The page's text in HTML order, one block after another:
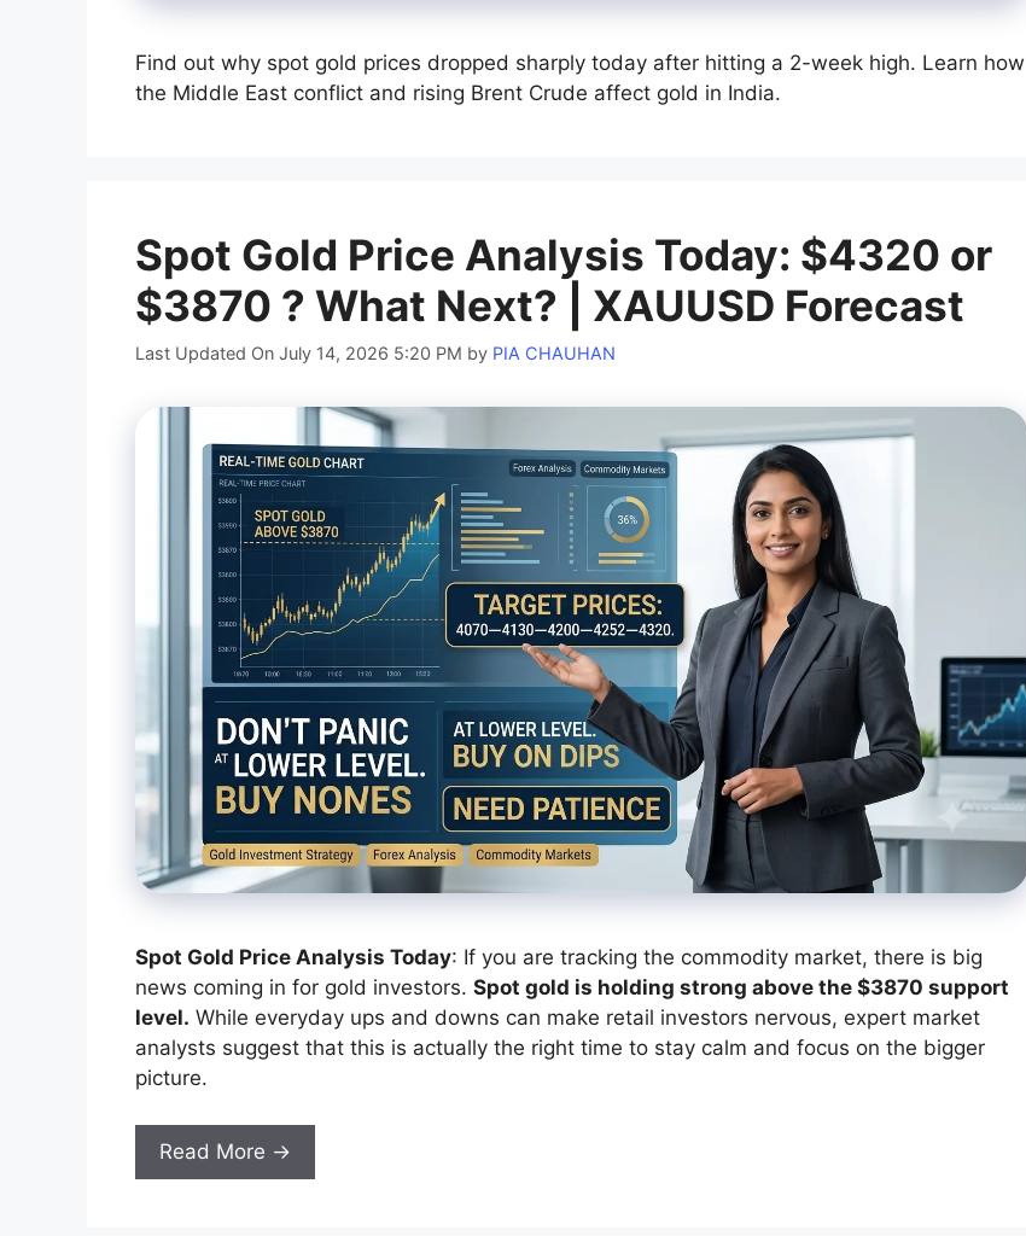
Find out why spot gold prices dropped sharply today after hitting a 2-week high. Learn how
the Middle East conflict and rising Brent Crude affect gold in India.
Spot Gold Price Analysis Today: $4320 or
$3870 ? What Next? | XAUUSD Forecast
Last Updated On July 14, 2026 5:20 PM by PIA CHAUHAN
Spot Gold Price Analysis Today: If you are tracking the commodity market, there is big
news coming in for gold investors. Spot gold is holding strong above the $3870 support
level. While everyday ups and downs can make retail investors nervous, expert market
analysts suggest that this is actually the right time to stay calm and focus on the bigger
picture.
Read More →